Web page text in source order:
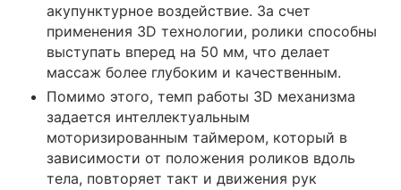
акупунктурное воздействие. За счет
применения 3D технологии, ролики способны
выступать вперед на 50 мм, что делает
массаж более глубоким и качественным.
Помимо этого, темп работы 3D механизма
задается интеллектуальным
моторизированным таймером, который в
зависимости от положения роликов вдоль
тела, повторяет такт и движения рук